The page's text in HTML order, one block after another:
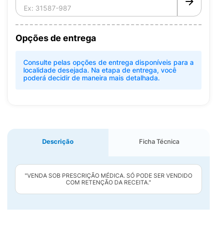
Opções de entrega
Consulte pelas opções de entrega disponíveis para a
localidade desejada. Na etapa de entrega, você
poderá decidir de maneira mais detalhada.
Descrição Ficha Técnica
"VENDA SOB PRESCRIÇÃO MÉDICA. SÓ PODE SER VENDIDO
COM RETENÇÃO DA RECEITA."